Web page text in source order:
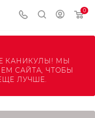
0
КАНИКУЛЫ! МЫ
САЙТА, ЧТОБЫ
ЛУЧШЕ.